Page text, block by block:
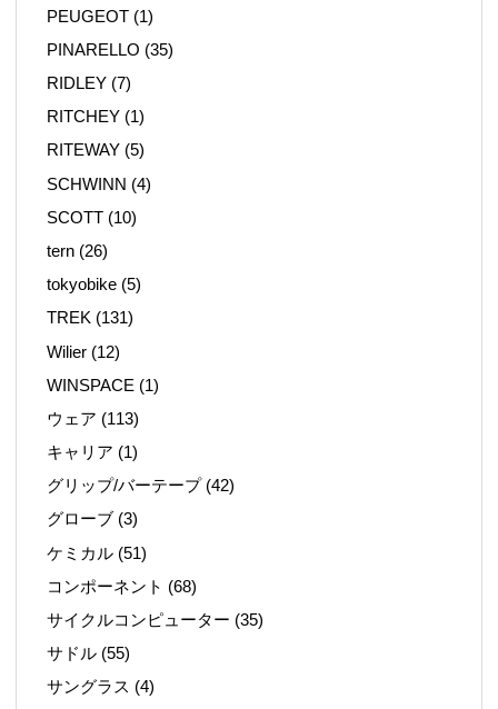
PEUGEOT (1)
PINARELLO (35)
RIDLEY (7)
RITCHEY (1)
RITEWAY (5)
SCHWINN (4)
SCOTT (10)
tern (26)
tokyobike (5)
TREK (131)
Wilier (12)
WINSPACE (1)
ウェア (113)
キャリア (1)
グリップ/バーテープ(42)
グローブ (3)
ケミカル (51)
コンポーネント (68)
サイクルコンピューター (35)
サドル (55)
サングラス (4)